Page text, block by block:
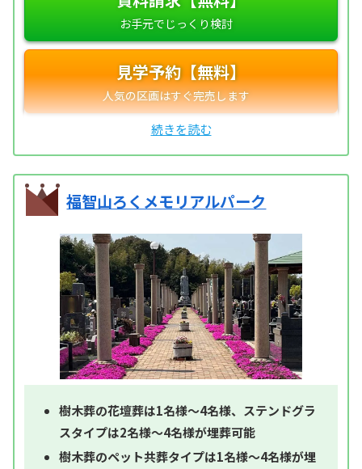
見学予約【無料】
福智山ろくメモリアルパーク
樹木葬の花壇葬は1名様～4名様、ステンドグラ
スタイプは2名様～4名様が埋葬可能
樹木葬のペット共葬タイプは1名様～4名様が埋